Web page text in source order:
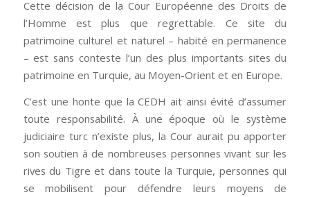
Cette décision de la Cour Européenne des Droits de
l’Homme est plus que regrettable. Ce site du
patrimoine culturel et naturel – habité en permanence
– est sans conteste l’un des plus importants sites du
patrimoine en Turquie, au Moyen-Orient et en Europe.
C’est une honte que la CEDH ait ainsi évité d’assumer
toute responsabilité. À une époque où le système
judiciaire turc n’existe plus, la Cour aurait pu apporter
son soutien à de nombreuses personnes vivant sur les
rives du Tigre et dans toute la Turquie, personnes qui
se mobilisent pour défendre leurs moyens de